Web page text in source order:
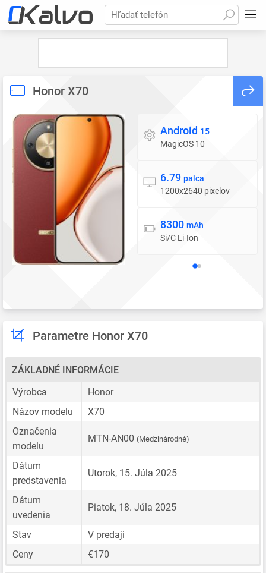
Hľadať telefón
Honor X70
Operačný systém
Android 15
MagicOS 10
Displej
6.79 palca
1200x2640 pixelov
Batéria
8300 mAh
Si/C Li-Ion
Parametre Honor X70
ZÁKLADNÉ INFORMÁCIE
Výrobca
Honor
Názov modelu
X70
Označenia
modelu
MTN-AN00 (Medzinárodné)
Dátum
predstavenia
Utorok, 15. Júla 2025
Dátum
uvedenia
Piatok, 18. Júla 2025
Stav
V predaji
Ceny
€170